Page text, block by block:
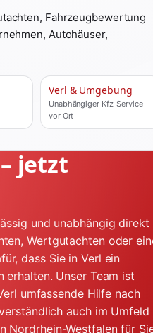
Fahrzeugbewertung
Autohäuser,
Verl & Umgebung
Unabhängiger Kfz-Service
vor Ort
jetzt
und unabhängig direkt
Wertgutachten oder
dass Sie in Verl ein
erhalten. Unser Team ist
umfassende Hilfe nach
auch im Umfeld
Nordrhein-Westfalen für